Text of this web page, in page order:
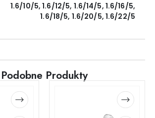
1.6/10/5, 1.6/12/5, 1.6/14/5, 1.6/16/5,
1.6/18/5, 1.6/20/5, 1.6/22/5
Podobne Produkty